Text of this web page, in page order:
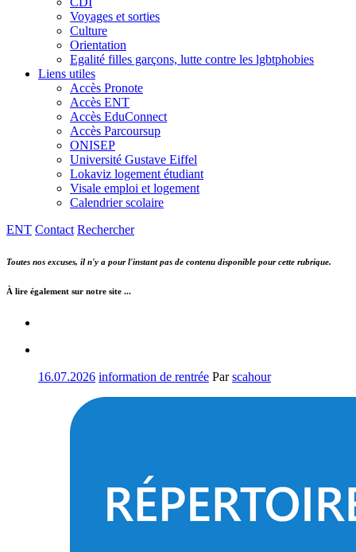
Voyages et sorties
Culture
Orientation
Egalité filles garçons, lutte contre les lgbtphobies
Liens utiles
Accès Pronote
Accès ENT
Accès EduConnect
Accès Parcoursup
ONISEP
Université Gustave Eiffel
Lokaviz logement étudiant
Visale emploi et logement
Calendrier scolaire
ENT Contact Rechercher
Toutes nos excuses, il n'y a pour l'instant pas de contenu disponible pour cette rubrique.
À lire également sur notre site ...
16.07.2026 information de rentrée Parscahour